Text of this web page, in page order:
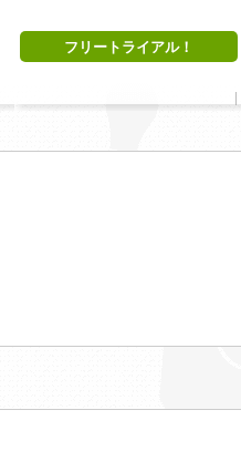
フリートライアル！